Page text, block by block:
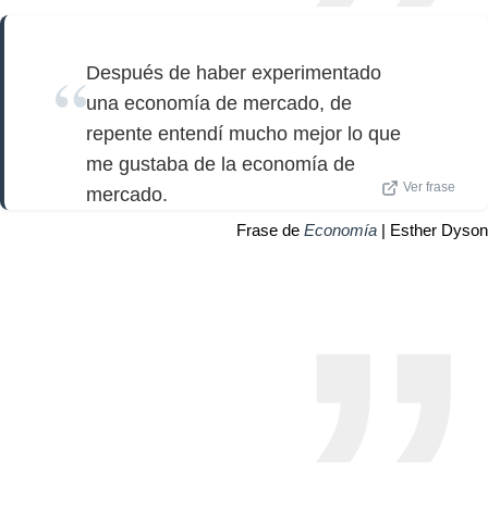
Después de haber experimentado
una economía de mercado, de
repente entendí mucho mejor lo que
me gustaba de la economía de
mercado.
Ver frase
Frase de Economía | Esther Dyson